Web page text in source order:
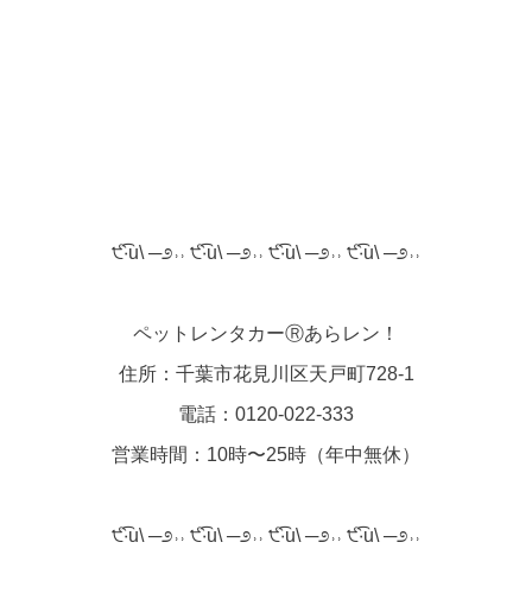
੯‧̀͡u\ ─೨˒˒ ੯‧̀͡u\ ─೨˒˒ ੯‧̀͡u\ ─೨˒˒ ੯‧̀͡u\ ─೨˒˒
ペットレンタカーⓇあらレン！
住所：千葉市花見川区天戸町728-1
電話：0120-022-333
営業時間：10時〜25時（年中無休）
੯‧̀͡u\ ─೨˒˒ ੯‧̀͡u\ ─೨˒˒ ੯‧̀͡u\ ─೨˒˒ ੯‧̀͡u\ ─೨˒˒